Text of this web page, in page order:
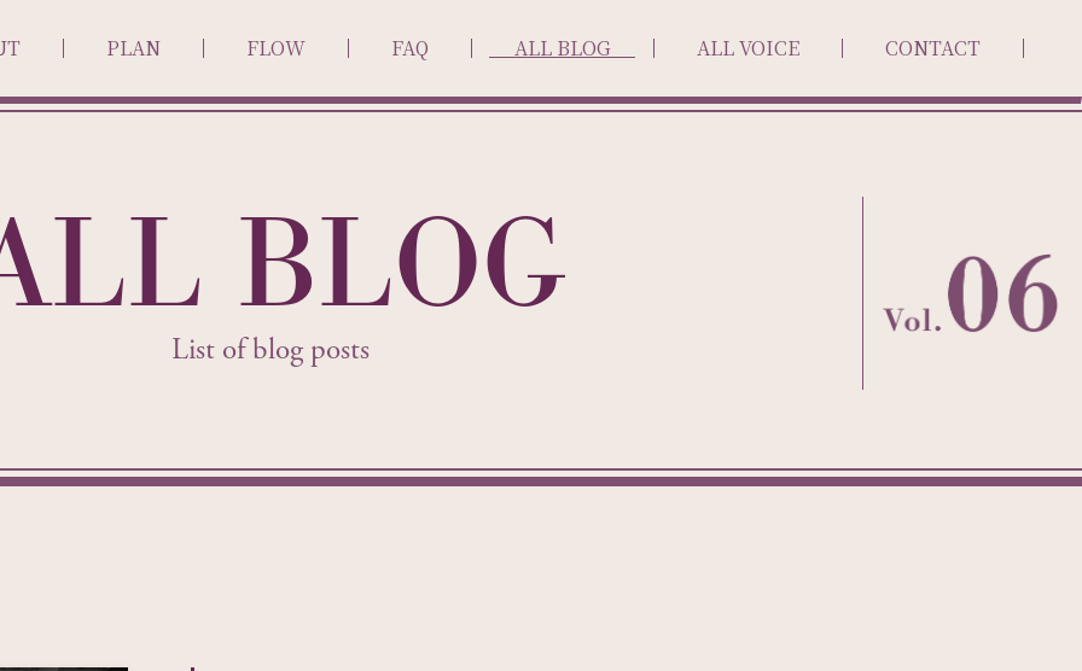
PLAN FLOW FAQ ALL BLOG ALL VOICE CONTACT
BLOG
List of blog posts